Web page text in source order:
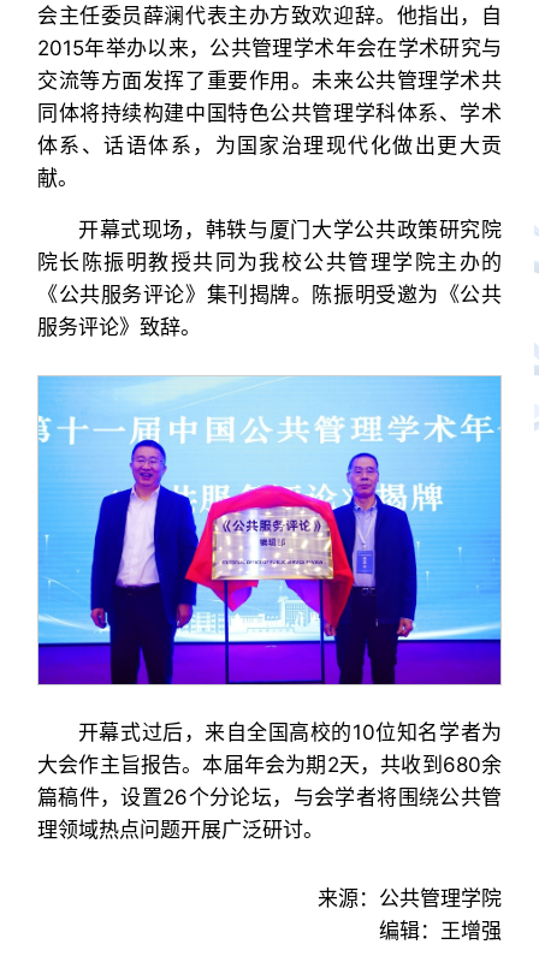
会主任委员薛澜代表主办方致欢迎辞。他指出，自
2015年举办以来，公共管理学术年会在学术研究与
交流等方面发挥了重要作用。未来公共管理学术共
同体将持续构建中国特色公共管理学科体系、学术
体系、话语体系，为国家治理现代化做出更大贡
献。
开幕式现场，韩轶与厦门大学公共政策研究院
院长陈振明教授共同为我校公共管理学院主办的
《公共服务评论》集刊揭牌。陈振明受邀为《公共
服务评论》致辞。
开幕式过后，来自全国高校的10位知名学者为
大会作主旨报告。本届年会为期2天，共收到680余
篇稿件，设置26个分论坛，与会学者将围绕公共管
理领域热点问题开展广泛研讨。
来源：公共管理学院
编辑：王增强